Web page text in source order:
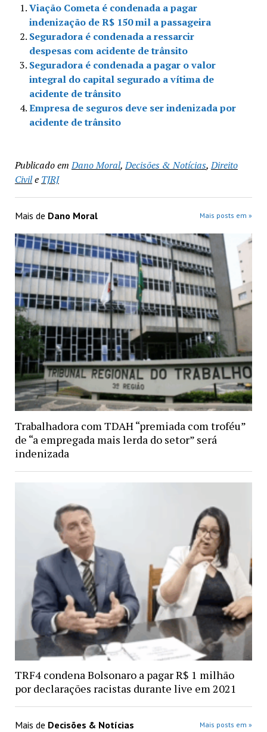
Viação Cometa é condenada a pagar
indenização de R$ 150 mil a passageira
Seguradora é condenada a ressarcir
despesas com acidente de trânsito
Seguradora é condenada a pagar o valor
integral do capital segurado a vítima de
acidente de trânsito
Empresa de seguros deve ser indenizada por
acidente de trânsito
Publicado em Dano Moral,Decisões & Notícias,Direito
Civile TJRJ
Mais de Dano Moral Mais posts em »
Trabalhadora com TDAH “premiada com troféu”
de “a empregada mais lerda do setor” será
indenizada
TRF4 condena Bolsonaro a pagar R$ 1 milhão
por declarações racistas durante live em 2021
Mais de Decisões & Notícias Mais posts em »